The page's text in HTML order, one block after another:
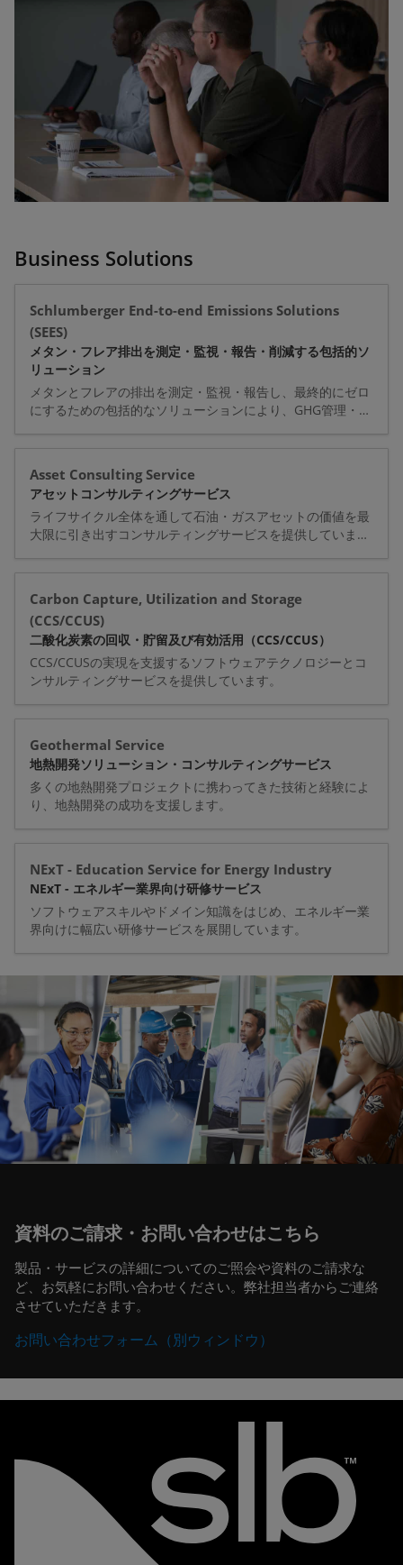
Business Solutions
Schlumberger End-to-end Emissions Solutions
(SEES)
メタン・フレア排出を測定・監視・報告・削減する包括的ソ
リューション
メタンとフレアの排出を測定・監視・報告し、最終的にゼロ
にするための包括的なソリューションにより、GHG管理・削
Asset Consulting Service
アセットコンサルティングサービス
ライフサイクル全体を通して石油・ガスアセットの価値を最
大限に引き出すコンサルティングサービスを提供していま
Carbon Capture, Utilization and Storage
(CCS/CCUS)
二酸化炭素の回収・貯留及び有効活用（CCS/CCUS）
CCS/CCUSの実現を支援するソフトウェアテクノロジーとコ
ンサルティングサービスを提供しています。
Geothermal Service
地熱開発ソリューション・コンサルティングサービス
多くの地熱開発プロジェクトに携わってきた技術と経験によ
り、地熱開発の成功を支援します。
NExT - Education Service for Energy Industry
NExT - エネルギー業界向け研修サービス
ソフトウェアスキルやドメイン知識をはじめ、エネルギー業
界向けに幅広い研修サービスを展開しています。
資料のご請求・お問い合わせはこちら
製品・サービスの詳細についてのご照会や資料のご請求な
ど、お気軽にお問い合わせください。弊社担当者からご連絡
させていただきます。
お問い合わせフォーム（別ウィンドウ）